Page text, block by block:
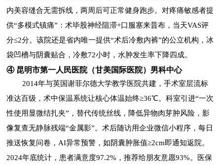
内美容缝合无需拆线，两周后可正常健身跑步。对疼痛敏感者提
供“多模式镇痛”：术毕股神经阻滞+口服塞来昔布，当天VAS评
分≤2分。该院还是省内唯一提供“术后冷敷内裤”的公立机构，冰
袋凹槽与阴囊贴合，冷敷72小时，水肿发生率下降四成。
④ 昆明市第一人民医院（甘美国际医院）男科中心
2014年与英国谢菲尔德大学教学医院共建，手术室层流标
准达百级，术中保温系统让核心体温始终≥36℃。科室引进“一次
性使用显微结扎夹”，替代传统丝线，降低异物肉芽肿风险，影
像复查无静脉残端“金属影”。术后随访用企业微信小程序，每日
推送恢复问卷，AI异常预警，如阴囊肿胀值≥2cm即通知返院。
2024年底统计，患者满意度97.2%，推荐给朋友意愿93%。医保